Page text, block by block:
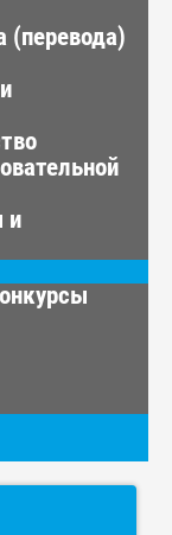
(перевода)
и